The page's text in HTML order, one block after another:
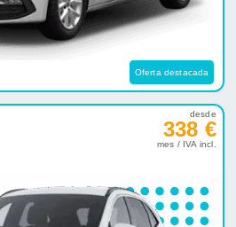
Oferta destacada
desde
338 €
mes / IVA incl.